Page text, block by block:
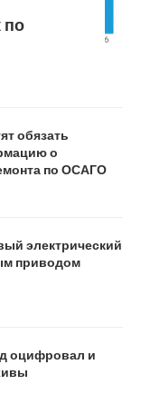
по
обязать
о
по ОСАГО
электрический
приводом
оцифровал и